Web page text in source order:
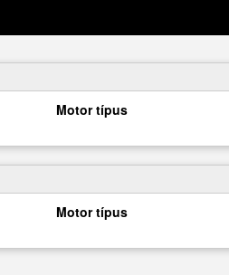
Motor típus
Motor típus